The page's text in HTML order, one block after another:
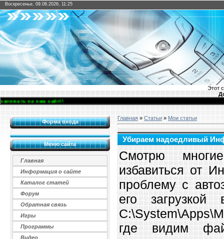
Воскресенье, 09.08.2026, 11:25
Этот
на наш сайт!!
Форма входа
Меню сайта
Главная
Информация о сайте
Каталог статей
Форум
Обратная связь
Игры
Программы
Видео
Главная » Статьи » Мои статьи
Убираем надоедливый
Смотрю
избавиться от
проблему с
его
где видим